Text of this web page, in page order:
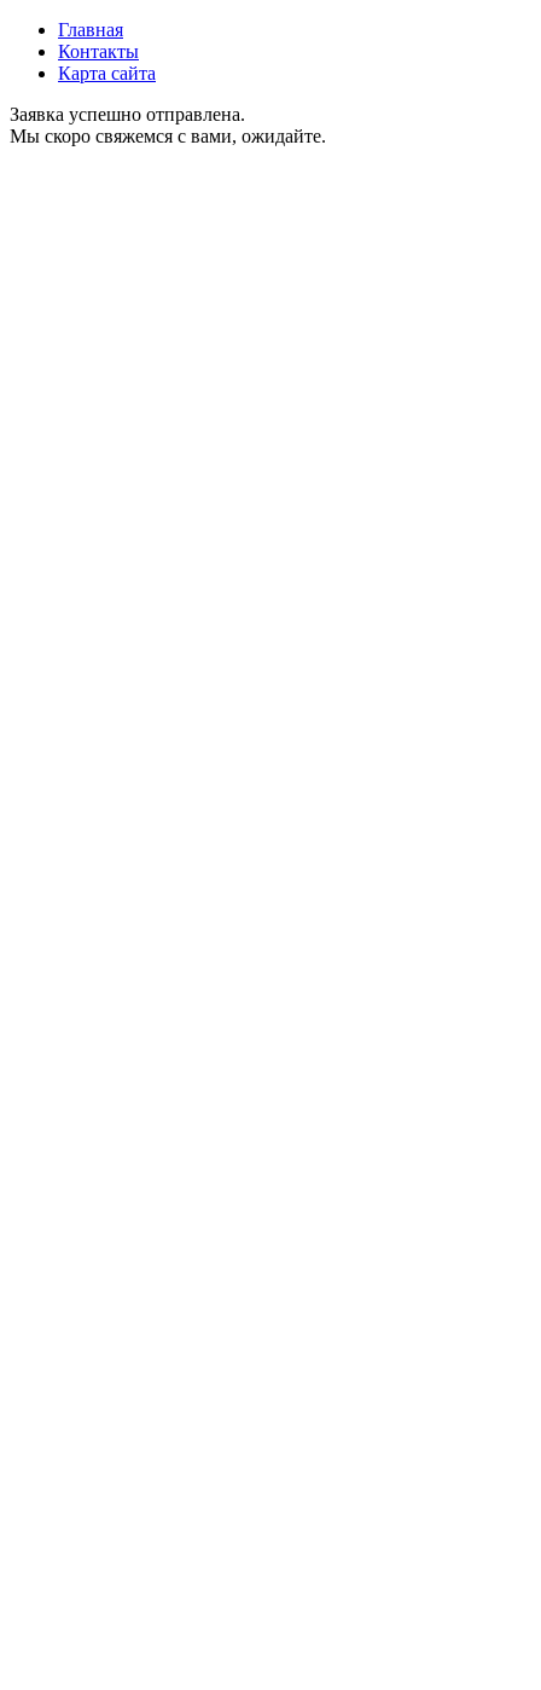
Главная
Контакты
Карта сайта
Заявка успешно отправлена.
Мы скоро свяжемся с вами, ожидайте.